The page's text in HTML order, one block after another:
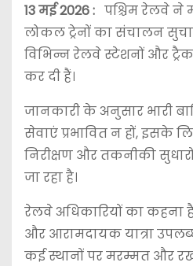
13 मई 2026 : पश्चिम रेलवे ने
लोकल ट्रेनों का संचालन
विभिन्न रेलवे स्टेशनों और ट्रैक
कर दी हैं।
जानकारी के अनुसार भारी
सेवाएं प्रभावित न हों, इसके
निरीक्षण और तकनीकी
जा रहा है।
रेलवे अधिकारियों का कहना है
और आरामदायक यात्रा
कई स्थानों पर मरम्मत और